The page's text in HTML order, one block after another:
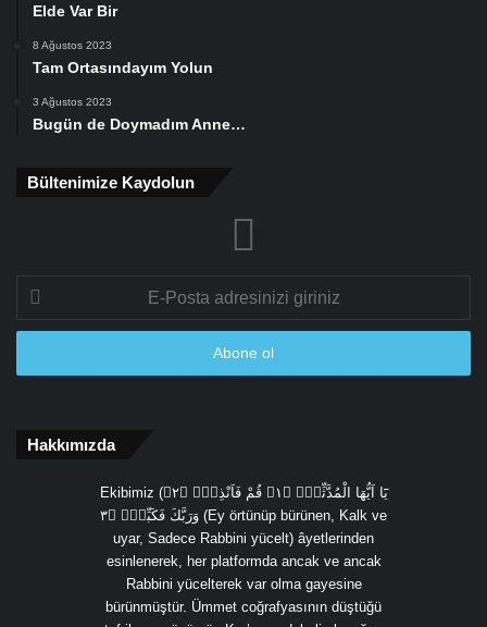
Elde Var Bir
8 Ağustos 2023
Tam Ortasındayım Yolun
3 Ağustos 2023
Bugün de Doymadım Anne…
Bültenimize Kaydolun
Posta
adresinizi
Hakkımızda
Ekibimiz (يَٓا اَيُّهَا الْمُدَّثِّرُۙ ﴿١﴾ قُمْ فَاَنْذِرْۙ ﴿٢﴾
وَرَبَّكَ فَكَبِّرْۙ ﴿٣ (Ey örtünüp bürünen, Kalk ve
uyar, Sadece Rabbini yücelt) âyetlerinden
esinlenerek, her platformda ancak ve ancak
Rabbini yücelterek var olma gayesine
bürünmüştür. Ümmet coğrafyasının düştüğü